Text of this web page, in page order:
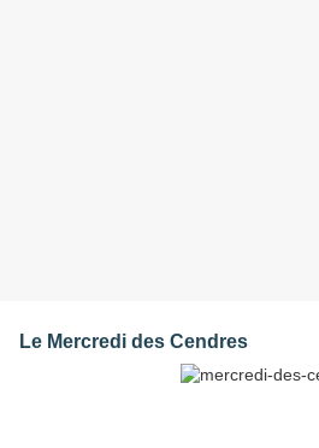
Le Mercredi des Cendres